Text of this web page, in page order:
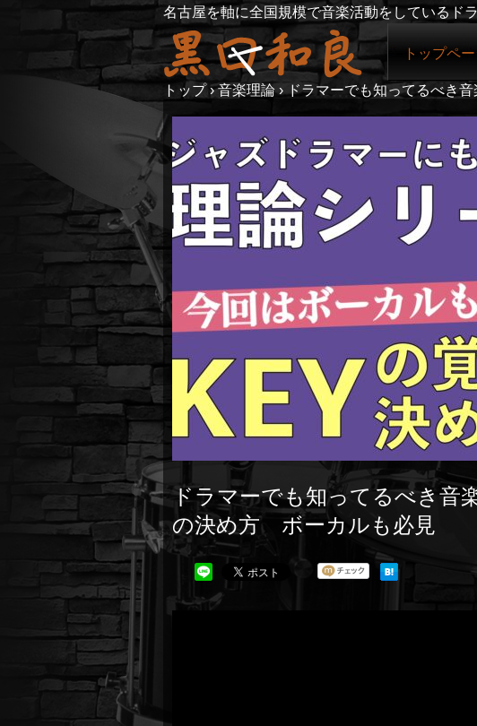
名古屋を軸に全国規模で音楽活動をしているド
トップペ
トップ › 音楽理論 › ドラマーでも知ってるべ
ドラマーでも知ってるべき
の決め方 ボーカルも必見